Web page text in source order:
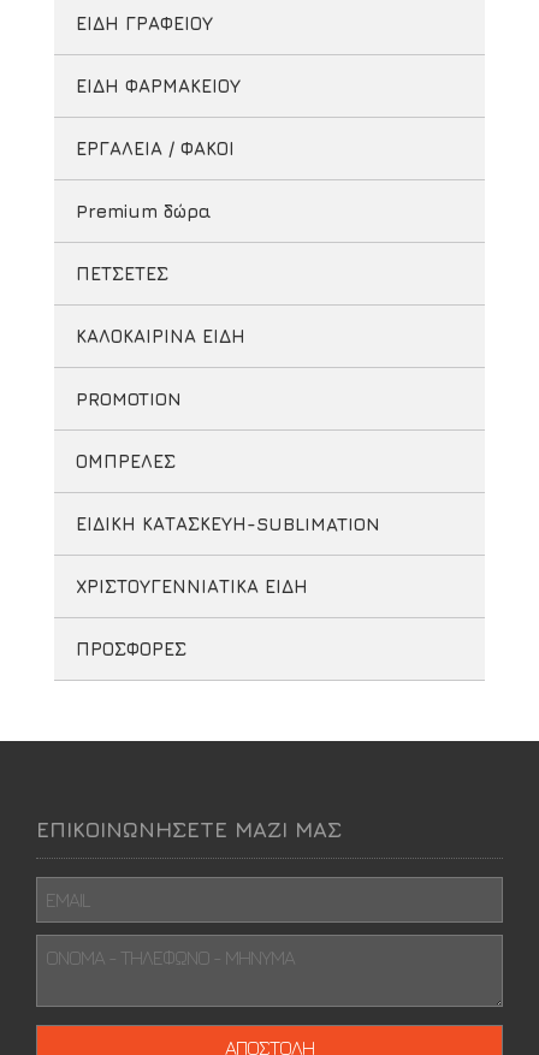
ΕΙΔΗ ΓΡΑΦΕΙΟΥ
ΕΙΔΗ ΦΑΡΜΑΚΕΙΟΥ
ΕΡΓΑΛΕΙΑ / ΦΑΚΟΙ
Premium δώρα
ΠΕΤΣΕΤΕΣ
ΚΑΛΟΚΑΙΡΙΝΑ ΕΙΔΗ
PROMOTION
ΟΜΠΡΕΛΕΣ
ΕΙΔΙΚΗ ΚΑΤΑΣΚΕΥΗ-SUBLIMATION
ΧΡΙΣΤΟΥΓΕΝΝΙΑΤΙΚΑ ΕΙΔΗ
ΠΡΟΣΦΟΡΕΣ
ΕΠΙΚΟΙΝΩΝΗΣΕΤΕ ΜΑΖΙ ΜΑΣ